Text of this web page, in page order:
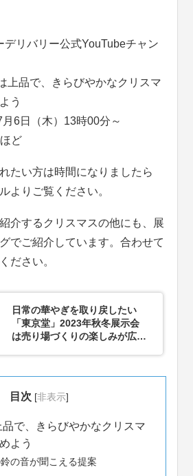
デリバリー公式YouTubeチャン
上品で、きらびやかなクリスマ
う
6日（木）13時00分～
ど
たい方は時間になりましたら
よりご覧ください。
介するクリスマスの他にも、展
でご紹介しています。合わせて
ださい。
日常の華やぎを取り戻したい
「東京堂」2023年秋冬展示会
は売り場づくりの楽しみが広が
目次 [非表示]
で、きらびやかなクリスマ
よう
の音が聞こえる提案